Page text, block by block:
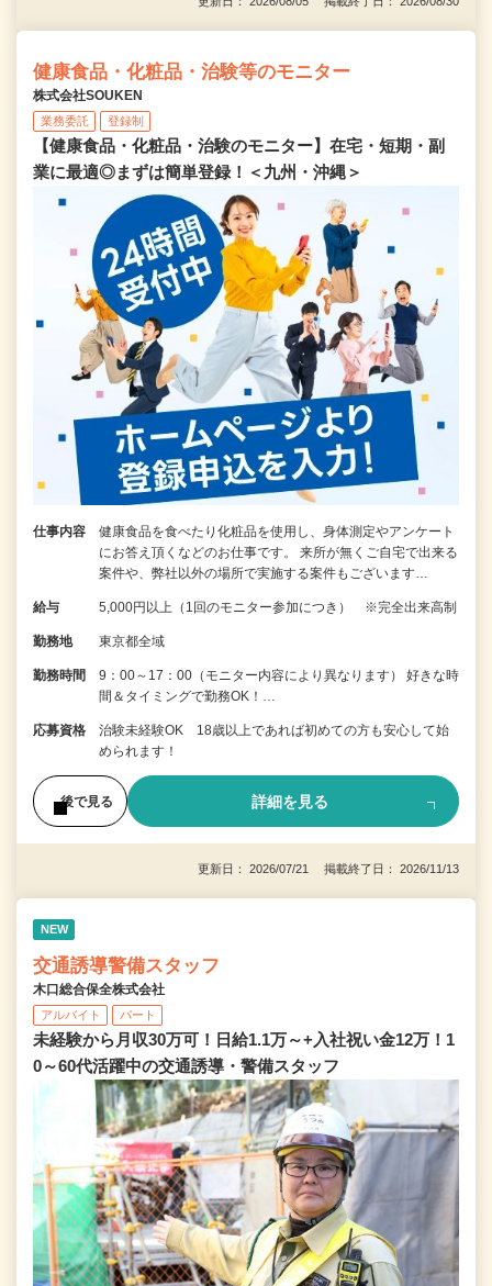
健康食品・化粧品・治験等のモニター
株式会社SOUKEN
業務委託 登録制
【健康食品・化粧品・治験のモニター】在宅・短期・副
業に最適◎まずは簡単登録！＜九州・沖縄＞
仕事内容
健康食品を食べたり化粧品を使用し、身体測定やアンケート
にお答え頂くなどのお仕事です。 来所が無くご自宅で出来る
案件や、弊社以外の場所で実施する案件もございます…
給与 5,000円以上（1回のモニター参加につき） ※完全出来高制
勤務地 東京都全域
勤務時間
9：00～17：00（モニター内容により異なります） 好きな時
間＆タイミングで勤務OK！…
応募資格
治験未経験OK 18歳以上であれば初めての方も安心して始
められます！
後で見る 詳細を見る
更新日： 2026/07/21 掲載終了日： 2026/11/13
NEW
交通誘導警備スタッフ
木口総合保全株式会社
アルバイト パート
未経験から月収30万可！日給1.1万～+入社祝い金12万！1
0～60代活躍中の交通誘導・警備スタッフ